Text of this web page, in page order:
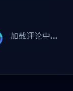
加载评论中...